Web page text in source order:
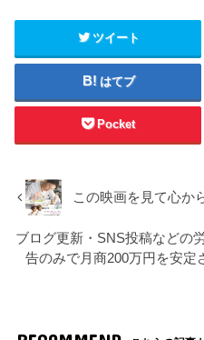
ツイート
はてブ
Pocket
この映画を見て心か
ブログ更新・SNS投稿などの
告のみで月商200万円を安定